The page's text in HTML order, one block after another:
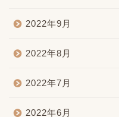
2022年9月
2022年8月
2022年7月
2022年6月